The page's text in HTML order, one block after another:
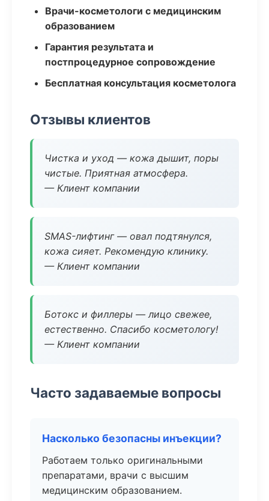
Врачи-косметологи с медицинским
образованием
Гарантия результата и
постпроцедурное сопровождение
Бесплатная консультация косметолога
Отзывы клиентов
Чистка и уход — кожа дышит, поры
чистые. Приятная атмосфера.
— Клиент компании
SMAS-лифтинг — овал подтянулся,
кожа сияет. Рекомендую клинику.
— Клиент компании
Ботокс и филлеры — лицо свежее,
естественно. Спасибо косметологу!
— Клиент компании
Часто задаваемые вопросы
Насколько безопасны инъекции?
Работаем только оригинальными
препаратами, врачи с высшим
медицинским образованием.